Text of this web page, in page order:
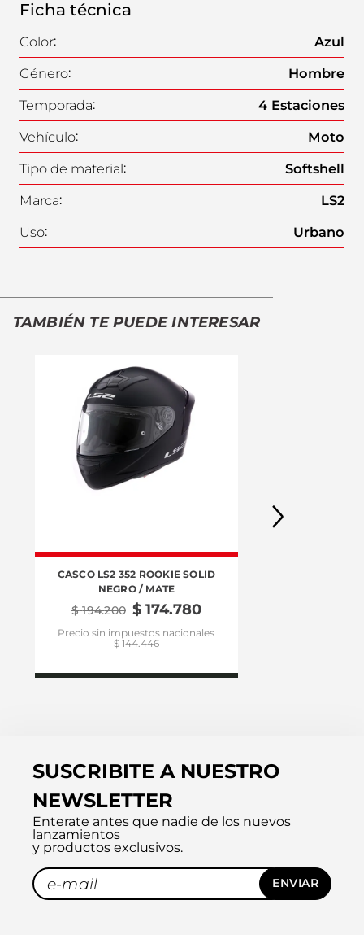
Ficha técnica
Color:
Azul
Género:
Hombre
Temporada:
4 Estaciones
Vehículo:
Moto
Tipo de material:
Softshell
Marca:
LS2
Uso: Urbano
TAMBIÉN TE PUEDE INTERESAR
CASCO LS2 352 ROOKIE SOLID
NEGRO / MATE
$ 194.200 $ 174.780
Precio sin impuestos nacionales
$ 144.446
SUSCRIBITE A NUESTRO
NEWSLETTER
Enterate antes que nadie de los nuevos
lanzamientos
y productos exclusivos.
ENVIAR